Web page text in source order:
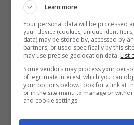
PlayStation Portable
risultava superfluo e non
dispositivo quindi il
cosa guadagna? Una
personalizzazionedel
pescare in una lista di 18.
tante e si devono
Learn more
Your personal data will be processed
your device (cookies, unique
data) may be stored by, accessed by
partners, or used specifically by this
may use precise geolocation data. List
Some vendors may process your
of legitimate interest, which you can
your options below. Look for a link at
or in the site menu to manage or
and cookie settings.